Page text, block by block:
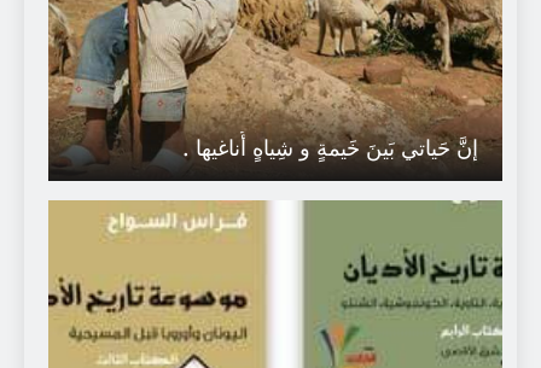
إنَّ حَياتي بَينَ خَيمةٍ و شِياهٍ أُناغيها .